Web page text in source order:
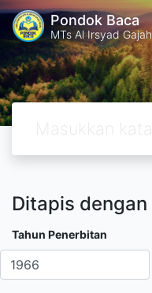
Pondok Baca
MTs Al Irsyad Gajah
Ditapis dengan
Tahun Penerbitan